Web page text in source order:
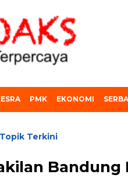
PMK EKONOMI
Topik Terkini